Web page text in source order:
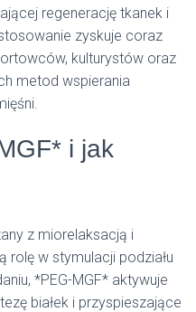
regenerację tkanek i
zyskuje coraz
kulturystów oraz
metod wspierania
i jak
z miorelaksacją i
rolę w stymulacji podziału
*PEG-MGF* aktywuje
białek i przyspieszające